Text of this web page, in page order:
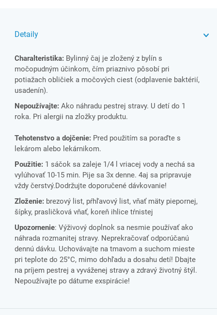
Detaily
Charalteristika: Bylinný čaj je zložený z bylín s
močopudným účinkom, čím priaznivo pôsobí pri
potiažach obličiek a močových ciest (odplavenie baktérií,
usadenín).
Nepoužívajte: Ako náhradu pestrej stravy. U detí do 1
roka. Pri alergii na zložky produktu.
Tehotenstvo a dojčenie: Pred použitím sa poraďte s
lekárom alebo lekárnikom.
Použitie: 1 sáčok sa zaleje 1/4 l vriacej vody a nechá sa
vylúhovať 10-15 min. Pije sa 3x denne. 4aj sa pripravuje
vždy čerstvý.Dodržujte doporučené dávkovanie!
Zloženie: brezový list, pŕhľavový list, vňať mäty piepornej,
šípky, prasličková vňať, koreň ihlice tŕnistej
Upozornenie: Výživový doplnok sa nesmie používať ako
náhrada rozmanitej stravy. Neprekračovať odporúčanú
dennú dávku. Uchovávajte na tmavom a suchom mieste
pri teplote do 25°C, mimo dohľadu a dosahu detí! Dbajte
na príjem pestrej a vyváženej stravy a zdravý životný štýl.
Nepoužívajte po dátume exspirácie!